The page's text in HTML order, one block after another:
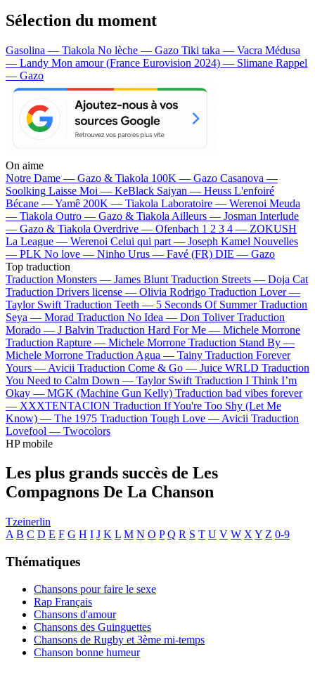
Sélection du moment
Gasolina — Tiakola No lèche — Gazo Tiki taka — Vacra Médusa
— Landy Mon amour (France Eurovision 2024) — Slimane Rappel
— Gazo
On aime
Notre Dame — Gazo & Tiakola 100K — Gazo Casanova —
Soolking Laisse Moi — KeBlack Saiyan — Heuss L'enfoiré
Bécane —Yamê 200K — Tiakola Laboratoire — Werenoi Meuda
— Tiakola Outro — Gazo & Tiakola Ailleurs — Josman Interlude
— Gazo & Tiakola Overdrive — Ofenbach 1 2 3 4 — ZOKUSH
La League — Werenoi Celui qui part — Joseph Kamel Nouvelles
— PLK No love — Ninho Urus — Favé (FR) DIE — Gazo
Top traduction
Traduction Monsters — James Blunt Traduction Streets — Doja Cat
Traduction Drivers license — Olivia Rodrigo Traduction Lover —
Taylor Swift Traduction Teeth — 5 Seconds Of Summer Traduction
Seya — Morad Traduction No Idea — Don Toliver Traduction
Morado — J Balvin Traduction Hard For Me — Michele Morrone
Traduction Rapture — Michele Morrone Traduction Stand By —
Michele Morrone Traduction Agua — Tainy Traduction Forever
Yours — Avicii Traduction Come & Go — Juice WRLD Traduction
You Need to Calm Down — Taylor Swift Traduction I Think I’m
Okay — MGK (Machine Gun Kelly) Traduction bad vibes forever
— XXXTENTACION Traduction If You're Too Shy (Let Me
Know) — The 1975 Traduction Tough Love — Avicii Traduction
Lovefool — Twocolors
HP mobile
Les plus grands succès de Les
Compagnons De La Chanson
Tzeinerlin
A B C D E F G H I J K L M N O P Q R S T U V W X Y Z 0-9
Thématiques
Chansons pour faire le sexe
Rap Français
Chansons d'amour
Chansons des Guinguettes
Chansons de Rugby et 3ème mi-temps
Chanson bonne humeur